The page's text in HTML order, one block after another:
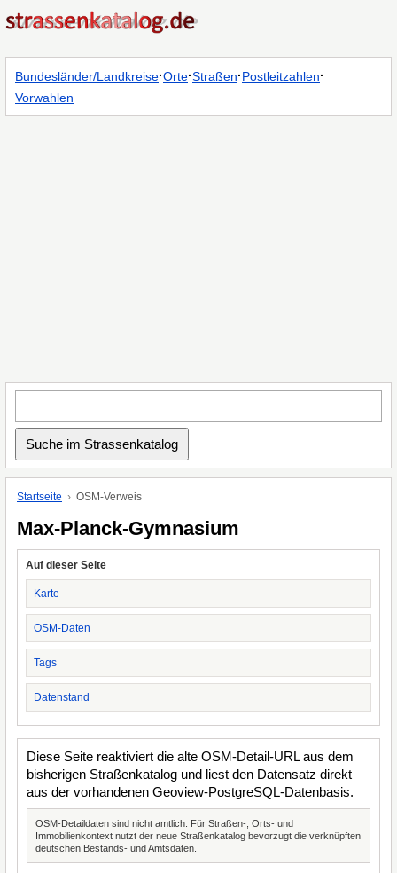
Bundesländer/Landkreise·Orte·Straßen·Postleitzahlen·
Vorwahlen
Startseite OSM-Verweis
Max-Planck-Gymnasium
Auf dieser Seite
Karte
OSM-Daten
Tags
Datenstand
Diese Seite reaktiviert die alte OSM-Detail-URL aus dem
bisherigen Straßenkatalog und liest den Datensatz direkt
aus der vorhandenen Geoview-PostgreSQL-Datenbasis.
OSM-Detaildaten sind nicht amtlich. Für Straßen-, Orts- und
Immobilienkontext nutzt der neue Straßenkatalog bevorzugt die verknüpften
deutschen Bestands- und Amtsdaten.